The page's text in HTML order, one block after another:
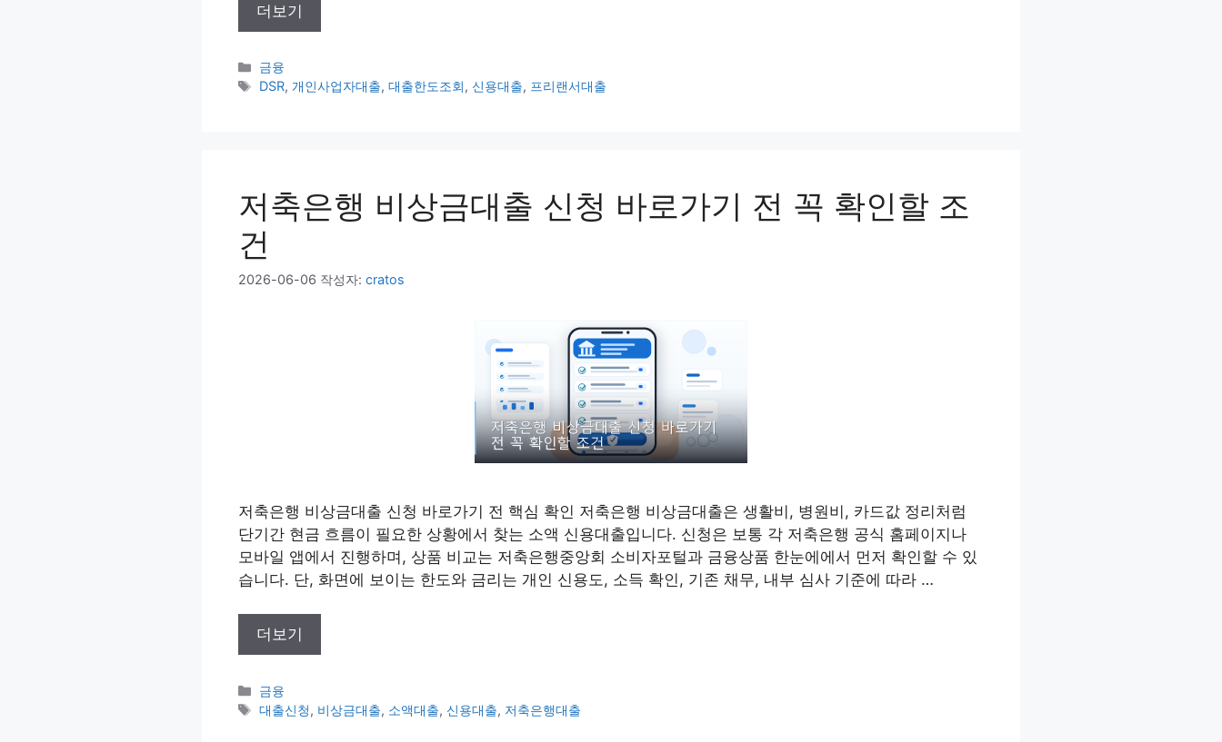
더보기
카
테
금융
태
DSR,개인사업자대출,대출한도조회, 신용대출, 프리랜서대출
저축은행 비상금대출 신청 바로가기 전 꼭 확인할 조
건
2026-06-06 작성자: cratos
저축은행 비상금대출 신청 바로가기 전 핵심 확인 저축은행 비상금대출은 생활비, 병원비, 카드값 정리처럼
단기간 현금 흐름이 필요한 상황에서 찾는 소액 신용대출입니다. 신청은 보통 각 저축은행 공식 홈페이지나
모바일 앱에서 진행하며, 상품 비교는 저축은행중앙회 소비자포털과 금융상품 한눈에에서 먼저 확인할 수 있
습니다. 단, 화면에 보이는 한도와 금리는 개인 신용도, 소득 확인, 기존 채무, 내부 심사 기준에 따라 …
더보기
카
테
금융
태
대출신청, 비상금대출, 소액대출, 신용대출, 저축은행대출